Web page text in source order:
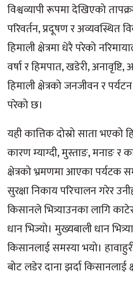
विश्वव्यापी रूपमा देखिएको
परिवर्तन, प्रदूषण र अव्यवस्थित
हिमाली क्षेत्रमा धेरै परेको
वर्षा र हिमपात, खडेरी, अनावृष्टि,
हिमाली क्षेत्रको जनजीवन र
परेको छ।
यही कात्तिक दोस्रो साता भएको
कारण म्याग्दी, मुस्ताङ, मनाङ र
क्षेत्रको भ्रमणमा आएका पर्यटक
सुरक्षा निकाय परिचालन गरेर
किसानले भित्र्याउनका लागि
धान भिज्यो। मुख्यबाली धान
किसानलाई समस्या भयो।
बोट लडेर दाना झर्दा किसानलाई